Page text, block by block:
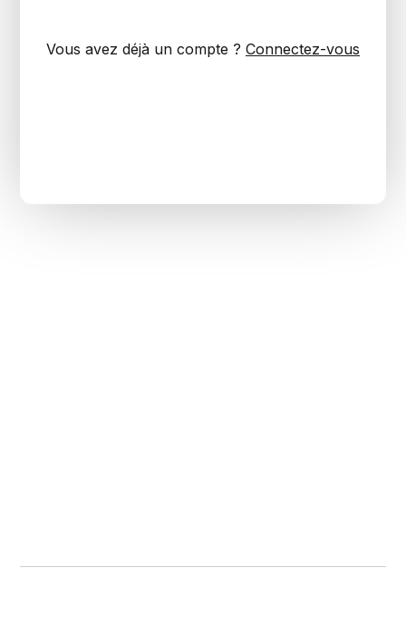
Vous avez déjà un compte ? Connectez-vous